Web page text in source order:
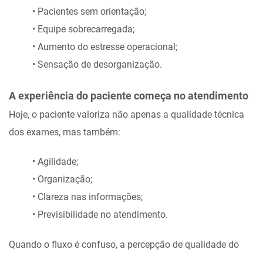
• Pacientes sem orientação;
• Equipe sobrecarregada;
• Aumento do estresse operacional;
• Sensação de desorganização.
A experiência do paciente começa no atendimento
Hoje, o paciente valoriza não apenas a qualidade técnica
dos exames, mas também:
• Agilidade;
• Organização;
• Clareza nas informações;
• Previsibilidade no atendimento.
Quando o fluxo é confuso, a percepção de qualidade do